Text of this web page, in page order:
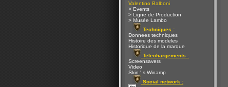
Valentino Balboni
> Events
> Ligne de Production
> Musée Lambo
Techniques :
Donnees techniques
Histoire des modeles
Historique de la marque
Telechargements :
Screensavers
Video
Skin ' s Winamp
Social network :